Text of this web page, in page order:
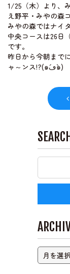
神鍋高原体育
1/25（木）より、
え野平・みやの森
みやの森ではナイ
中央コースは26日
です。
昨日から今朝まで
ャ～ンス!?(๑´ڡ`๑)
SEARCH